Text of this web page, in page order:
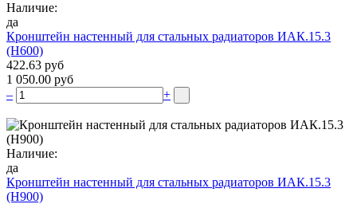
Наличие:
да
Кронштейн настенный для стальных радиаторов ИАК.15.3
(H600)
422.63 руб
1 050.00 руб
–
+
Наличие:
да
Кронштейн настенный для стальных радиаторов ИАК.15.3
(H900)